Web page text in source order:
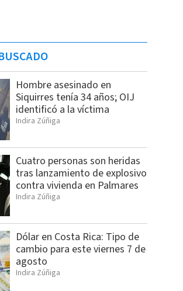
Hombre asesinado en
Siquirres tenía 34 años; OIJ
identificó a la víctima
Indira Zúñiga
Cuatro personas son heridas
tras lanzamiento de explosivo
contra vivienda en Palmares
Indira Zúñiga
Dólar en Costa Rica: Tipo de
cambio para este viernes 7 de
agosto
Indira Zúñiga